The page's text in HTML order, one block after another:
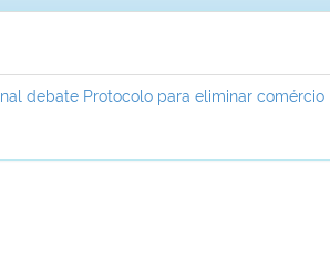
debate Protocolo para eliminar comércio